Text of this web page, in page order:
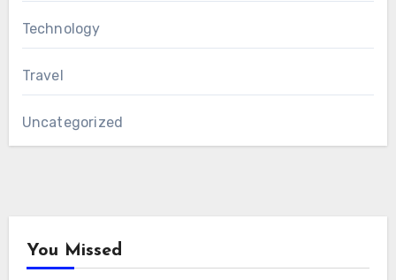
Technology
Travel
Uncategorized
You Missed